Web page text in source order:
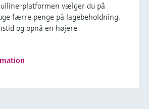
platformen vælger du på
færre penge på lagebeholdning,
og opnå en højere